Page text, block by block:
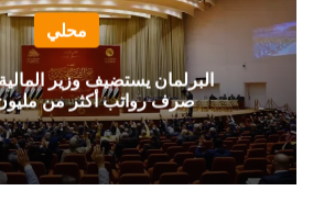
محلي
البرلمان يستضيف وزير
صرف رواتب أكثر من